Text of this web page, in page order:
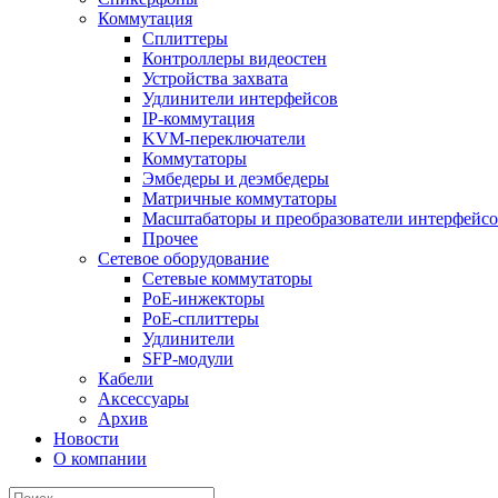
Коммутация
Сплиттеры
Контроллеры видеостен
Устройства захвата
Удлинители интерфейсов
IP-коммутация
KVM-переключатели
Коммутаторы
Эмбедеры и деэмбедеры
Матричные коммутаторы
Масштабаторы и преобразователи
Прочее
Сетевое оборудование
Сетевые коммутаторы
PoE-инжекторы
PoE-сплиттеры
Удлинители
SFP-модули
Кабели
Аксессуары
Архив
Новости
О компании